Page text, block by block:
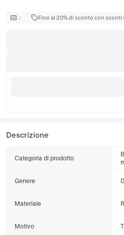
Fino al 20% di sconto con sconti
Descrizione
Categoria di prodotto
Genere
Materiale
Motivo